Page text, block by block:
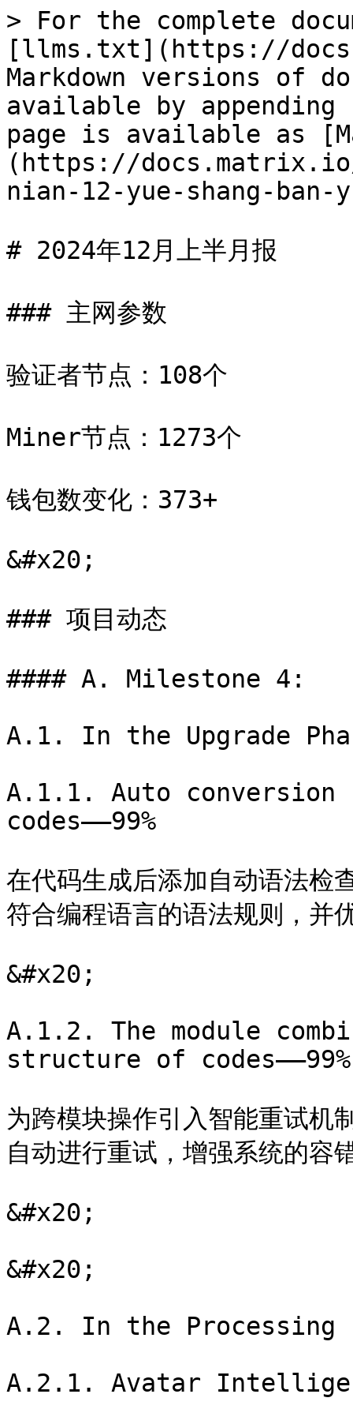
> For the complete
[llms.txt](https://
Markdown versions of
available by
page is available as
(https://
nian-12-yue-shang-ban-
# 2024年12月上半月报
### 主网参数
验证者节点：108个
Miner节点：1273个
钱包数变化：373+
&#x20;
### 项目动态
#### A. Milestone 4:
A.1. In the Upgrade
A.1.1. Auto conversion
codes——99%
在代码生成后添加自动语法检
符合编程语言的语法规则，并
&#x20;
A.1.2. The module
structure of codes——99%
为跨模块操作引入智能重试机
自动进行重试，增强系统的容
&#x20;
&#x20;
A.2. In the Processing
A.2.1. Avatar